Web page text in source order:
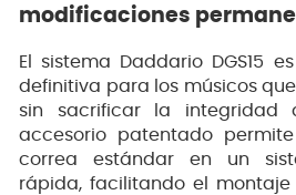
modificaciones
El sistema Daddario DGS15
definitiva para los músicos
sin sacrificar la integridad
accesorio patentado
correa estándar en un
rápida, facilitando el